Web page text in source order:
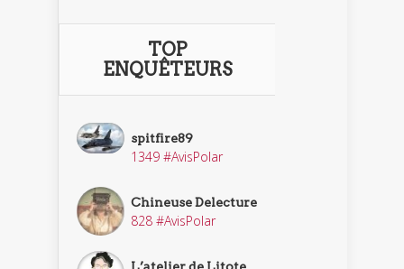
TOP
ENQUÊTEURS
spitfire89
1349 #AvisPolar
Chineuse Delecture
828 #AvisPolar